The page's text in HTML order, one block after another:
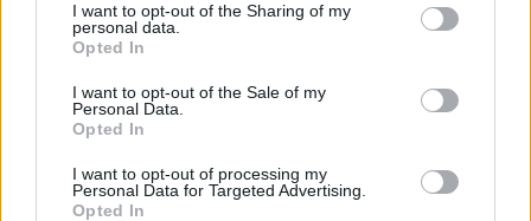
not limited to your visit or usage behaviour. You may click to
grant or deny consent to Google and its third-party tags to
use your data for below specified purposes in below Google
consent section.
I want to opt-out of the Sharing of my
personal data.
Opted In
I want to opt-out of the Sale of my
Personal Data.
Opted In
I want to opt-out of processing my
Personal Data for Targeted Advertising.
Opted In